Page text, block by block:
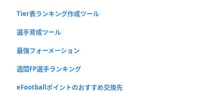
Tier表ランキング作成ツール
選手育成ツール
最強フォーメーション
週間FP選手ランキング
eFootballポイントのおすすめ交換先